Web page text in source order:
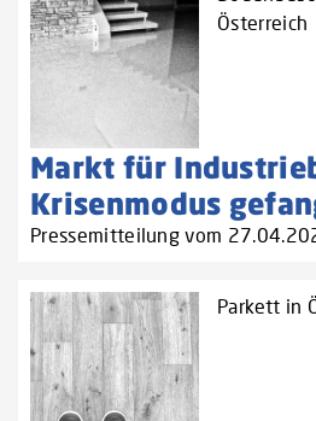
Österreich
Markt für
Krisenmodus
Pressemitteilung vom
Parkett in